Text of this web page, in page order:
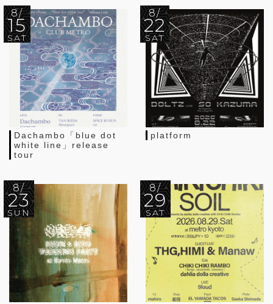
8/
15
SAT
Dachambo「blue dot
white line」release
tour
8/
22
SAT
platform
8/
23
SUN
8/
29
SAT